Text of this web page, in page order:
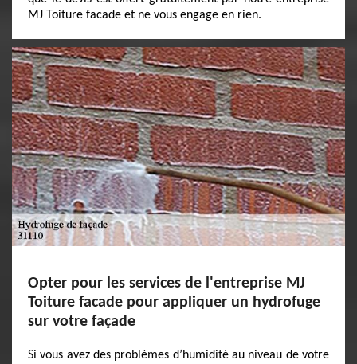
MJ Toiture facade et ne vous engage en rien.
Opter pour les services de l'entreprise MJ
Toiture facade pour appliquer un hydrofuge
sur votre façade
Si vous avez des problèmes d’humidité au niveau de votre